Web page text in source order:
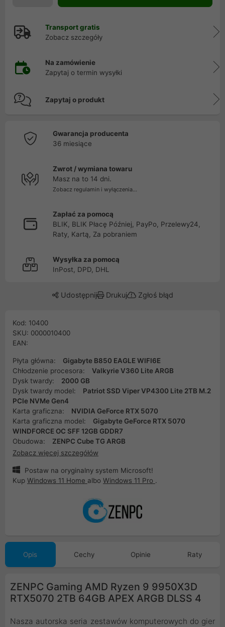
Transport gratis
Zobacz szczegóły
Na zamówienie
Zapytaj o termin wysyłki
Zapytaj o produkt
Gwarancja producenta
36 miesiące
Zwrot / wymiana towaru
Masz na to 14 dni.
Zobacz regulamin i wyłączenia...
Zapłać za pomocą
BLIK, BLIK Płacę Później, PayPo, Przelewy24,
Raty, Kartą, Za pobraniem
Wysyłka za pomocą
InPost, DPD, DHL
Udostępnij Drukuj Zgłoś błąd
Kod: 10400
SKU: 0000010400
EAN:
Płyta główna:
Gigabyte B850 EAGLE WIFI6E
Chłodzenie procesora:
Valkyrie V360 Lite ARGB
Dysk twardy:
2000 GB
Dysk twardy model:
Patriot SSD Viper VP4300 Lite 2TB M.2
PCIe NVMe Gen4
Karta graficzna:
NVIDIA GeForce RTX 5070
Karta graficzna model:
Gigabyte GeForce RTX 5070
WINDFORCE OC SFF 12GB GDDR7
Obudowa:
ZENPC Cube TG ARGB
Zobacz więcej szczegółów
Postaw na oryginalny system Microsoft!
Kup Windows 11 Home albo Windows 11 Pro .
Opis Cechy Opinie Raty
ZENPC Gaming AMD Ryzen 9 9950X3D
RTX5070 2TB 64GB APEX ARGB DLSS 4
Nasza autorska seria zestawów komputerowych do gier